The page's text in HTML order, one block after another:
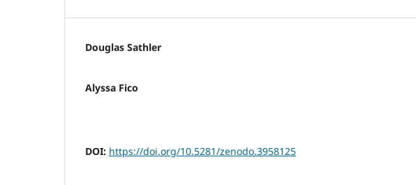
Douglas Sathler
Alyssa Fico
DOI: https://doi.org/10.5281/zenodo.3958125